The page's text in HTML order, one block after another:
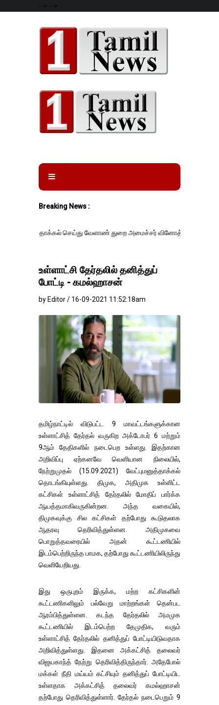
--> -->
Breaking News :
செய்து வேளாண் துறை அமைச்சர் வினோத் வாசித்து வருகிறார். �.
உள்ளாட்சி தேர்தலில் தனித்துப்
போட்டி - கமல்ஹாசன்
by Editor / 16-09-2021 11:52:18am
தமிழ்நாட்டில் விடுபட்ட 9 மாவட்டங்களுக்கான
உள்ளாட்சித் தேர்தல் வருகிற அக்டோபர் 6 மற்றும்
9ஆம் தேதிகளில் நடைபெற உள்ளது. இதற்கான
அறிவிப்பு ஏற்கனவே வெளியான நிலையில்,
நேற்றுமுதல் (15.09.2021) வேட்புமனுத்தாக்கல்
தொடங்கியுள்ளது. திமுக, அதிமுக உள்ளிட்ட
கட்சிகள் உள்ளாட்சித் தேர்தலில் மோதிப் பார்க்க
ஆயத்தமாகிவருகின்றன. அந்த வகையில்,
திமுகவுக்கு சில கட்சிகள் தற்போது கூடுதலாக
ஆதரவு தெரிவித்துள்ளன. அதிமுகவை
பொறுத்தவரையில் அதன் கூட்டணியில்
இடம்பெற்றிருந்த பாமக, தற்போது கூட்டணியிலிருந்து
வெளியேறியது.
இது ஒருபுறம் இருக்க, மற்ற கட்சிகளின்
கூட்டணிகளிலும் பல்வேறு மாற்றங்கள் தென்பட
ஆரம்பித்துள்ளன. கடந்த தேர்தலில் அமமுக
கூட்டணியில் இடம்பெற்ற தேமுதிக, வரும்
உள்ளாட்சித் தேர்தலில் தனித்துப் போட்டியிடுவதாக
அறிவித்துள்ளது. இதனை அக்கட்சித் தலைவர்
விஜயகாந்த் நேற்று தெரிவித்திருந்தார். அதேபோல்
மக்கள் நீதி மய்யம் கட்சியும் தனித்துப் போட்டியிட
உள்ளதாக அக்கட்சித் தலைவர் கமல்ஹாசன்
தற்போது தெரிவித்துள்ளார். தேர்தல் நடைபெறும் 9